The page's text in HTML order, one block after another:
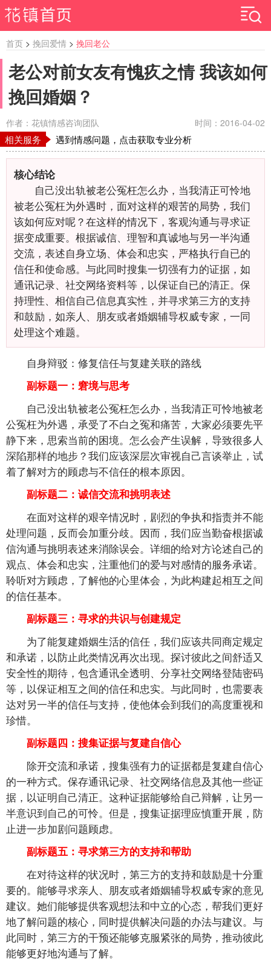
首页 > 挽回爱情 > 挽回老公
老公对前女友有愧疚之情 我该如何
挽回婚姻？
作者：花镇情感咨询团队 时间：2016-04-02
相关服务 遇到情感问题，点击获取专业分析
核心结论
自己没出轨被老公冤枉怎么办，当我清正可怜地
被老公冤枉为外遇时，面对这样的艰苦的局势，我们
该如何应对呢？在这样的情况下，客观沟通与寻求证
据变成重要。根据诚信、理智和真诚地与另一半沟通
交流，表述自身立场、体会和忠实，严格执行自已的
信任和使命感。与此同时搜集一切强有力的证据，如
通讯记录、社交网络资料等，以保证自已的清正。保
持理性、相信自己信息真实性，并寻求第三方的支持
和鼓励，如亲人、朋友或者婚姻辅导权威专家，一同
处理这个难题。
自身辩驳：修复信任与复建关联的路线
副标题一：窘境与思考
自己没出轨被老公冤枉怎么办，当我清正可怜地被老
公冤枉为外遇，承受了不白之冤和痛苦，大家必须要先平
静下来，思索当前的困境。怎么会产生误解，导致很多人
深陷那样的地步？我们应该深层次审视自己言谈举止，试
着了解对方的顾虑与不信任的根本原因。
副标题二：诚信交流和挑明表述
在面对这样的艰辛情况时，剧烈的争执和指责并不能
处理问题，反而会加重分歧。因而，我们应当勤奋根据诚
信沟通与挑明表述来消除误会。详细的给对方论述自己的
观点、体会和忠实，注重他们的爱与对感情的服务承诺。
聆听对方顾虑，了解他的心里体会，为此构建起相互之间
的信任基本。
副标题三：寻求的共识与创建规定
为了能复建婚姻生活的信任，我们应该共同商定规定
和承诺，以防止此类情况再次出现。探讨彼此之间舒适又
安全性的期待，包含通讯全透明、分享社交网络登陆密码
等，以保证相互之间的信任和忠实。与此同时，也需要表
达对另一半的信任与支持，使他体会到我们的高度重视和
珍惜。
副标题四：搜集证据与复建自信心
除开交流和承诺，搜集强有力的证据都是复建自信心
的一种方式。保存通讯记录、社交网络信息及其他一些证
据，以证明自己清正。这种证据能够给自己辩解，让另一
半意识到自己的可怜。但是，搜集证据理应慎重开展，防
止进一步加剧问题顾虑。
副标题五：寻求第三方的支持和帮助
在对待这样的状况时，第三方的支持和鼓励是十分重
要的。能够寻求亲人、朋友或者婚姻辅导权威专家的意见
建议。她们能够提供客观想法和中立的心态，帮我们更好
地了解问题的核心，同时提供解决问题的办法与建议。与
此同时，第三方的干预还能够克服紧张的局势，推动彼此
能够更好地沟通与了解。